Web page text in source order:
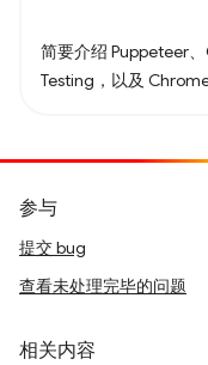
简要介绍 Puppeteer
Testing，以及
参与
提交 bug
查看未处理完毕的问题
相关内容